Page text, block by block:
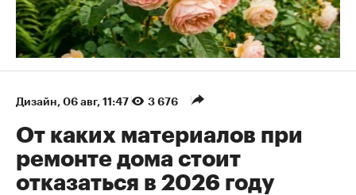
Дизайн⁠, 06 авг, 11:47 3 676
От каких материалов при
ремонте дома стоит
отказаться в 2026 году